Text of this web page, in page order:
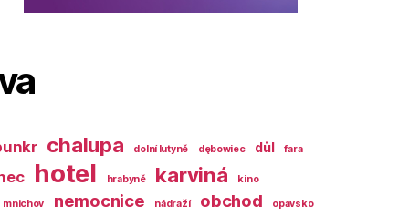
chalupa dolní lutyně dębowiec důl fara
hotel hrabyně karviná kino
mnichov nemocnice nádraží obchod opavsko